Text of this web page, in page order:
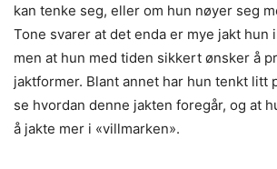
kan tenke seg, eller om hun nøyer seg
Tone svarer at det enda er mye jakt hun
men at hun med tiden sikkert ønsker å
jaktformer. Blant annet har hun tenkt litt
se hvordan denne jakten foregår, og at
å jakte mer i «villmarken».